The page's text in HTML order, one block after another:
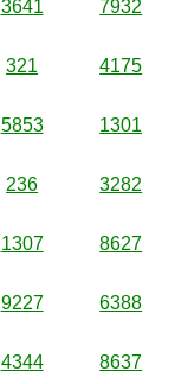
3641 7932
321 4175
5853 1301
236 3282
1307 8627
9227 6388
4344 8637